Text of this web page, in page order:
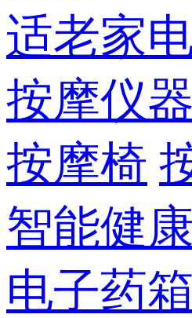
适老家
按摩仪器
按摩椅
智能健康
电子药箱